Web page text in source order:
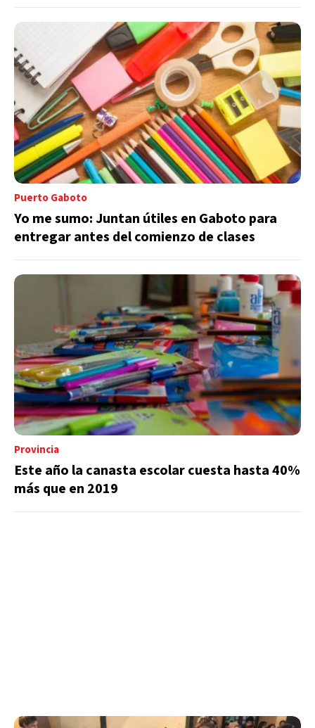
Puerto Gaboto
Yo me sumo: Juntan útiles en Gaboto para
entregar antes del comienzo de clases
Provincia
Este año la canasta escolar cuesta hasta 40%
más que en 2019